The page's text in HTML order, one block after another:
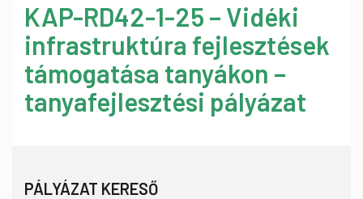
KAP-RD42-1-25 – Vidéki
infrastruktúra fejlesztések
támogatása tanyákon –
tanyafejlesztési pályázat
PÁLYÁZAT KERESŐ